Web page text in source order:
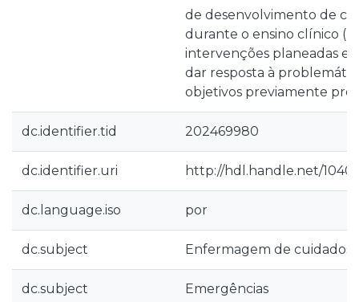
de desenvolvimento de
durante o ensino clínico
intervenções planeadas e
dar resposta à
objetivos previamente
dc.identifier.tid 202469980
dc.identifier.uri http://hdl.handle.net/
dc.language.iso por
dc.subject Enfermagem de cuidados
dc.subject Emergências